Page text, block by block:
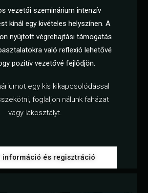
vezetői szeminárium intenzív
kínál egy kivételes helyszínen. A
nyújtott végrehajtási támogatás
való reflexió lehetővé
pozitív vezetővé fejlődjön.
egy kis kikapcsolódással
foglaljon nálunk faházat
vagy lakosztályt.
információ és regisztráció